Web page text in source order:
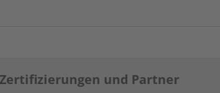
und Partner